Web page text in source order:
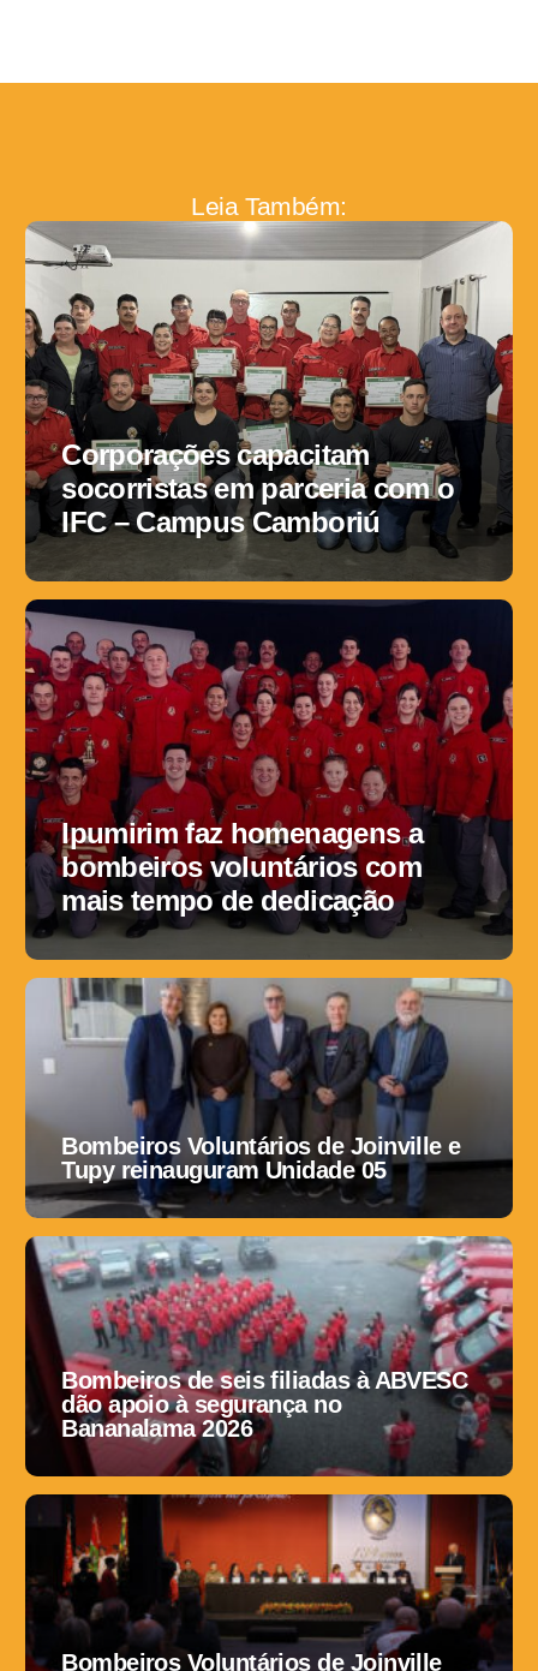
Leia Também:
Corporações capacitam
socorristas em parceria com o
IFC – Campus Camboriú
Ipumirim faz homenagens a
bombeiros voluntários com
mais tempo de dedicação
Bombeiros Voluntários de Joinville e
Tupy reinauguram Unidade 05
Bombeiros de seis filiadas à ABVESC
dão apoio à segurança no
Bananalama 2026
Bombeiros Voluntários de Joinville